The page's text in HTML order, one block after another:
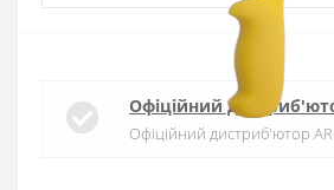
Офіційний
Офіційний дистриб'ютор